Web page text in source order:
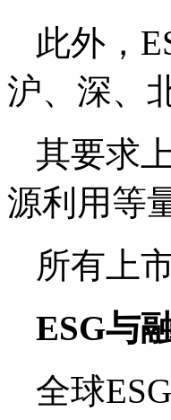
此外，
沪、深、
其要求
源利用等
所有上
ESG与
全球